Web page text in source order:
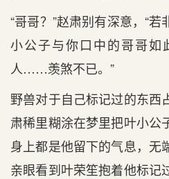
“哥哥？”赵肃别有深意，“
小公子与你口中的哥哥如
人……羡煞不已。”
野兽对于自己标记过的东西
肃稀里糊涂在梦里把叶小公
身上都是他留下的气息，无
亲眼看到叶荣笙抱着他标记